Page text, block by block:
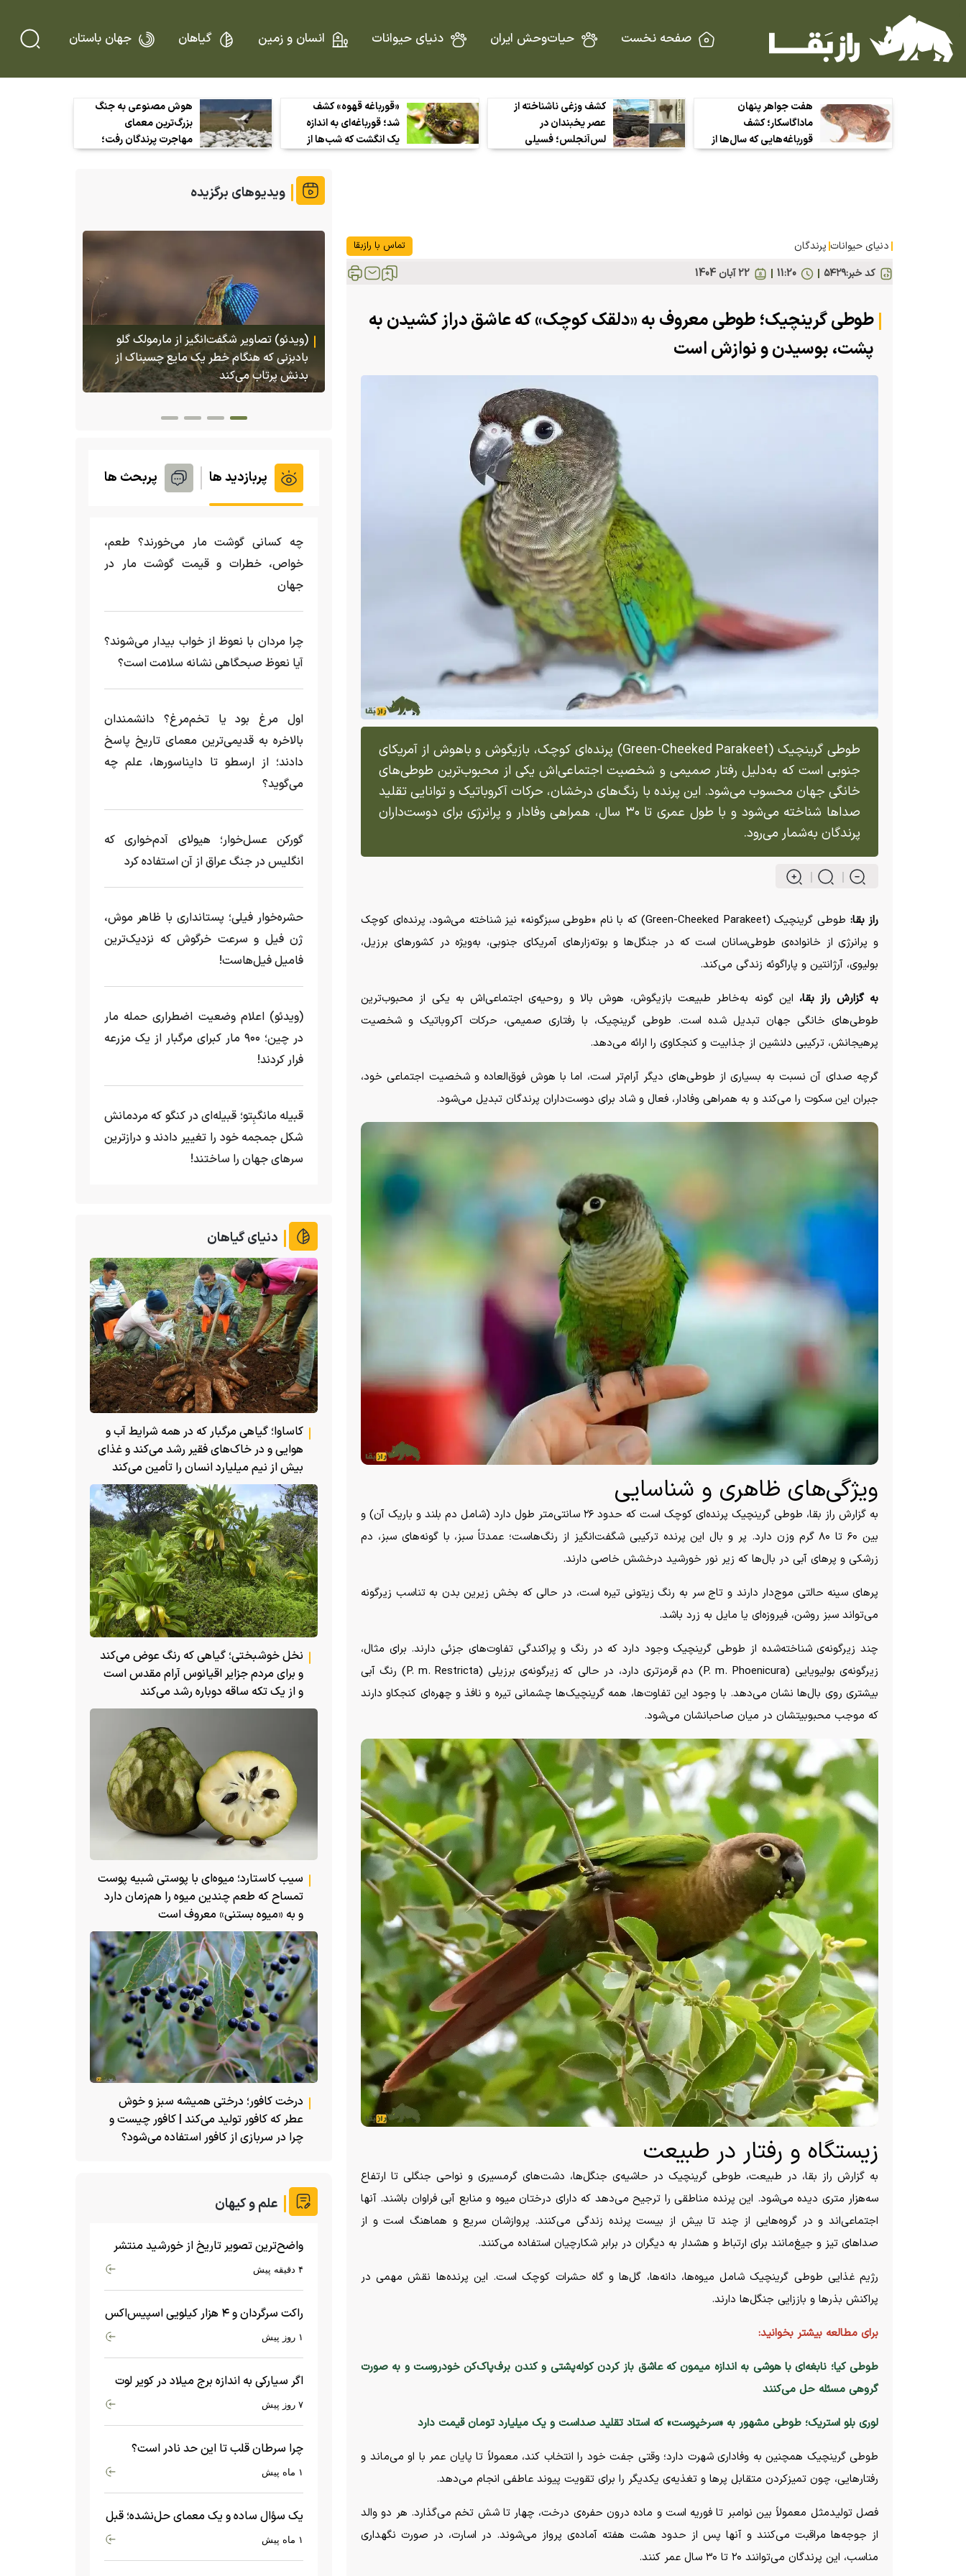
صفحه نخست حیات‌وحش ایران دنیای حیوانات انسان و زمین گیاهان جهان باستان
هفت جواهر پنهان
ماداگاسکار؛ کشف
قورباغه‌هایی که سال‌ها از
کشف وزغی ناشناخته از
عصر یخبندان در
لس‌آنجلس؛ فسیلی
«قورباغه قهوه» کشف
شد؛ قورباغه‌ای به اندازه
یک انگشت که شب‌ها از
هوش مصنوعی به جنگ
بزرگ‌ترین معمای
مهاجرت پرندگان رفت؛
دنیای حیوانات پرندگان تماس با رازبقا
کد خبر:۵۴۲۹ 22 آبان 1404 11:20
طوطی گرینچیک؛ طوطی معروف به «دلقک کوچک» که عاشق دراز کشیدن به
پشت، بوسیدن و نوازش است
طوطی گرینچیک (Green-Cheeked Parakeet) پرنده‌ای کوچک، بازیگوش و باهوش از آمریکای
جنوبی است که به‌دلیل رفتار صمیمی و شخصیت اجتماعی‌اش یکی از محبوب‌ترین طوطی‌های
خانگی جهان محسوب می‌شود. این پرنده با رنگ‌های درخشان، حرکات آکروباتیک و توانایی تقلید
صدا‌ها شناخته می‌شود و با طول عمری تا ۳۰ سال، همراهی وفادار و پرانرژی برای دوست‌داران
پرندگان به‌شمار می‌رود.
راز بقا:
طوطی گرینچیک (Green-Cheeked Parakeet) که با نام «طوطی سبز‌گونه» نیز شناخته می‌شود، پرنده‌ای کوچک
و پرانرژی از خانواده‌ی طوطی‌سانان است که در جنگل‌ها و بوته‌زار‌های آمریکای جنوبی، به‌ویژه در کشور‌های برزیل،
بولیوی، آرژانتین و پاراگوئه زندگی می‌کند.
به گزارش راز بقا، این گونه به‌خاطر طبیعت بازیگوش، هوش بالا و روحیه‌ی اجتماعی‌اش به یکی از محبوب‌ترین
طوطی‌های خانگی جهان تبدیل شده است. طوطی گرینچیک، با رفتاری صمیمی، حرکات آکروباتیک و شخصیت
پرهیجانش، ترکیبی دلنشین از جذابیت و کنجکاوی را ارائه می‌دهد.
گرچه صدای آن نسبت به بسیاری از طوطی‌های دیگر آرام‌تر است، اما با هوش فوق‌العاده و شخصیت اجتماعی خود،
جبران این سکوت را می‌کند و به همراهی وفادار، فعال و شاد برای دوست‌داران پرندگان تبدیل می‌شود.
ویژگی‌های ظاهری و شناسایی
به گزارش راز بقا، طوطی گرینچیک پرنده‌ای کوچک است که حدود ۲۶ سانتی‌متر طول دارد (شامل دم بلند و باریک آن) و
بین ۶۰ تا ۸۰ گرم وزن دارد. پر و بال این پرنده ترکیبی شگفت‌انگیز از رنگ‌هاست؛ عمدتاً سبز، با گونه‌های سبز، دم
زرشکی و پر‌های آبی در بال‌ها که زیر نور خورشید درخشش خاصی دارند.
پر‌های سینه حالتی موج‌دار دارند و تاج سر به رنگ زیتونی تیره است، در حالی که بخش زیرین بدن به تناسب زیرگونه
می‌تواند سبز روشن، فیروزه‌ای یا مایل به زرد باشد.
چند زیرگونه‌ی شناخته‌شده از طوطی گرینچیک وجود دارد که در رنگ و پراکندگی تفاوت‌های جزئی دارند. برای مثال،
زیرگونه‌ی بولیویایی (P. m. Phoenicura) دم قرمزتری دارد، در حالی که زیرگونه‌ی برزیلی (P. m. Restricta) رنگ آبی
بیشتری روی بال‌ها نشان می‌دهد. با وجود این تفاوت‌ها، همه گرینچیک‌ها چشمانی تیره و نافذ و چهره‌ای کنجکاو دارند
که موجب محبوبیتشان در میان صاحبانشان می‌شود.
زیستگاه و رفتار در طبیعت
به گزارش راز بقا، در طبیعت، طوطی گرینچیک در حاشیه‌ی جنگل‌ها، دشت‌های گرمسیری و نواحی جنگلی تا ارتفاع
سه‌هزار متری دیده می‌شود. این پرنده مناطقی را ترجیح می‌دهد که دارای درختان میوه و منابع آبی فراوان باشند. آنها
اجتماعی‌اند و در گروه‌هایی از چند تا بیش از بیست پرنده زندگی می‌کنند. پروازشان سریع و هماهنگ است و از
صدا‌های تیز و جیغ‌مانند برای ارتباط و هشدار به دیگران در برابر شکارچیان استفاده می‌کنند.
رژیم غذایی طوطی گرینچیک شامل میوه‌ها، دانه‌ها، گل‌ها و گاه حشرات کوچک است. این پرنده‌ها نقش مهمی در
پراکنش بذر‌ها و باززایی جنگل‌ها دارند.
برای مطالعه بیشتر بخوانید:
طوطی کیا؛ نابغه‌ای با هوشی به اندازه میمون که عاشق باز کردن کوله‌پشتی و کندن برف‌پاک‌کن خودروست و به صورت
گروهی مسئله حل می‌کنند
لوری بلو استریک؛ طوطی مشهور به «سرخپوست» که استاد تقلید صداست و یک میلیارد تومان قیمت دارد
طوطی گرینچیک همچنین به وفاداری شهرت دارد؛ وقتی جفت خود را انتخاب کند، معمولاً تا پایان عمر با او می‌ماند و
رفتارهایی، چون تمیزکردن متقابل پر‌ها و تغذیه‌ی یکدیگر را برای تقویت پیوند عاطفی انجام می‌دهد.
فصل تولیدمثل معمولاً بین نوامبر تا فوریه است و ماده درون حفره‌ی درخت، چهار تا شش تخم می‌گذارد. هر دو والد
از جوجه‌ها مراقبت می‌کنند و آنها پس از حدود هشت هفته آماده‌ی پرواز می‌شوند. در اسارت، در صورت نگهداری
مناسب، این پرندگان می‌توانند ۲۰ تا ۳۰ سال عمر کنند.
ویدیوهای برگزیده
(ویدئو) تولد یک گکوی دو سر در پنسیلوانیا
بدنش پرتاب می‌کند
پس از ۷۰ سال؛ ببرها دوباره به سرزمین
گمشده‌شان در قزاقستان بازگشتند
پربازدید ها پربحث ها
چه کسانی گوشت مار می‌خورند؟ طعم،
خواص، خطرات و قیمت گوشت مار در
جهان
چرا مردان با نعوظ از خواب بیدار می‌شوند؟
آیا نعوظ صبحگاهی نشانه سلامت است؟
اول مرغ بود یا تخم‌مرغ؟ دانشمندان
بالاخره به قدیمی‌ترین معمای تاریخ پاسخ
دادند؛ از ارسطو تا دایناسورها، علم چه
می‌گوید؟
گورکن عسل‌خوار؛ هیولای آدم‌خواری که
انگلیس در جنگ عراق از آن استفاده کرد
حشره‌خوار فیلی؛ پستانداری با ظاهر موش،
ژن فیل و سرعت خرگوش که نزدیک‌ترین
فامیل فیل‌هاست!
(ویدئو) اعلام وضعیت اضطراری حمله مار‌
در چین؛ ۹۰۰ مار کبرای مرگبار از یک مزرعه‌
فرار کردند!
قبیله مانگبِتو؛ قبیله‌ای در کنگو که مردمانش
شکل جمجمه خود را تغییر دادند و درازترین
سرهای جهان را ساختند!
دنیای گیاهان
کاساوا؛ گیاهی مرگبار که در همه شرایط آب و
هوایی و در خاک‌های فقیر رشد می‌کند و غذای
بیش از نیم میلیارد انسان را تأمین می‌کند
نخل خوشبختی؛ گیاهی که رنگ عوض می‌کند
و برای مردم جزایر اقیانوس آرام مقدس است
و از یک تکه ساقه دوباره رشد می‌کند
سیب کاستارد؛ میوه‌ای با پوستی شبیه پوست
تمساح که طعم چندین میوه را هم‌زمان دارد
و به «میوه بستنی» معروف است
درخت کافور؛ درختی همیشه سبز و خوش
عطر که کافور تولید می‌کند | کافور چیست و
چرا در سربازی از کافور استفاده می‌شود؟
علم و کیهان
واضح‌ترین تصویر تاریخ از خورشید منتشر
شد
۴ دقیقه پیش
راکت سرگردان و ۴ هزار کیلویی اسپیس‌اکس
۱ روز پیش
اگر سیارکی به اندازه برج میلاد در کویر لوت
سقوط کند، چه اتفاقی می‌افتد؟
۷ روز پیش
چرا سرطان قلب تا این حد نادر است؟
ماجرای معامله عجیبی که در بدن اتفاق۱ ماه پیش
یک سؤال ساده و یک معمای حل‌نشده؛ قبل
از بیگ‌بنگ و آغاز جهان چه چیزی وجود۱ ماه پیش